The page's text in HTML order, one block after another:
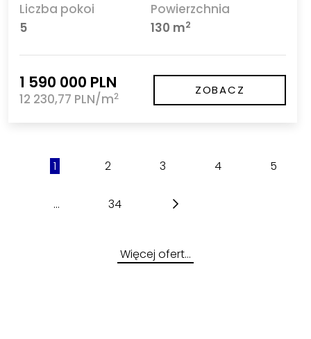
Liczba pokoi
5
Powierzchnia
130 m2
1 590 000 PLN
12 230,77 PLN/m2 ZOBACZ
1 2 3 4 5
... 34
Więcej ofert…